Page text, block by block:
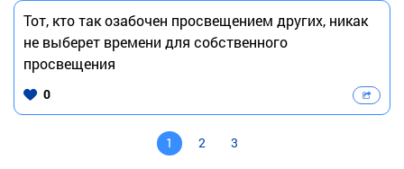
Тот, кто так озабочен просвещением других, никак
не выберет времени для собственного
просвещения
0
1 2 3